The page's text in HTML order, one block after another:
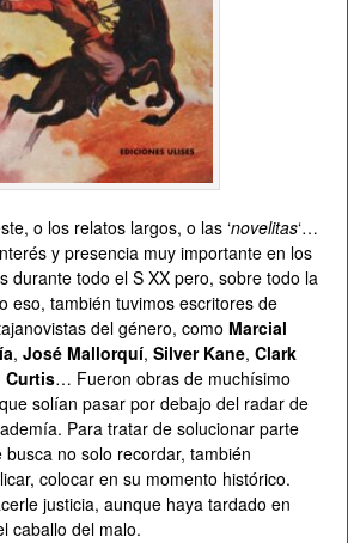
o los relatos largos, o las ‘novelitas‘…
y presencia muy importante en los
durante todo el S XX pero, sobre todo la
eso, también tuvimos escritores de
del género, como Marcial
, José Mallorquí, Silver Kane, Clark
Curtis… Fueron obras de muchísimo
solían pasar por debajo del radar de
Para tratar de solucionar parte
busca no solo recordar, también
colocar en su momento histórico.
justicia, aunque haya tardado en
caballo del malo.